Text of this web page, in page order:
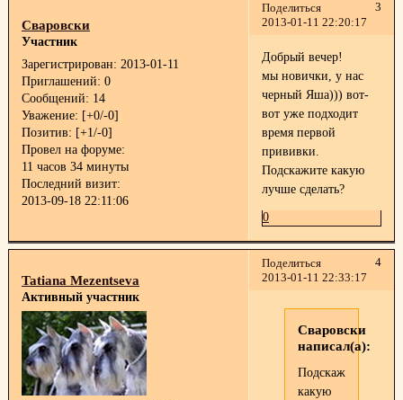
Поделиться
3
2013-01-11 22:20:17
Сваровски
Участник
Зарегистрирован: 2013-01-11
Приглашений: 0
Сообщений: 14
Уважение: [+0/-0]
Позитив: [+1/-0]
Провел на форуме:
11 часов 34 минуты
Последний визит:
2013-09-18 22:11:06
Добрый вечер!
мы новички, у нас
черный Яша))) вот-
вот уже подходит
время первой
прививки.
Подскажите какую
лучше сделать?
0
Поделиться
4
2013-01-11 22:33:17
Tatiana Mezentseva
Активный участник
Сваровски
написал(а):
Подскажите
какую